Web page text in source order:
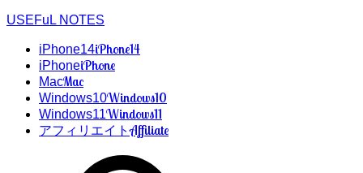
USEFuL NOTES
iPhone14iPhone14
iPhoneiPhone
MacMac
Windows10Windows10
Windows11Windows11
アフィリエイトAffiliate